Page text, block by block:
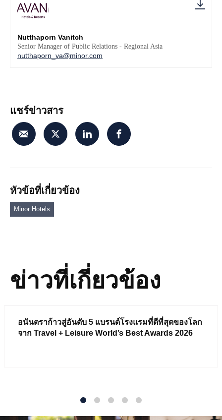
Nutthaporn Vanitch
Senior Manager of Public Relations - Regional Asia
nutthaporn_va@minor.com
แชร์ข่าวสาร
หัวข้อที่เกี่ยวข้อง
Minor Hotels
ข่าวที่เกี่ยวข้อง
อนันตราก้าวสู่อันดับ 5 แบรนด์โรงแรมที่ดีที่สุดของโลก
จาก Travel + Leisure World’s Best Awards 2026